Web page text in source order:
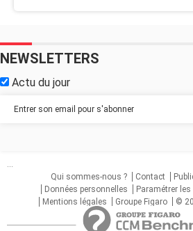
NEWSLETTERS
Actu du jour
...
Qui sommes-nous ?
Contact
Données personnelles
Paramétrer
Mentions légales
Groupe Figaro ©